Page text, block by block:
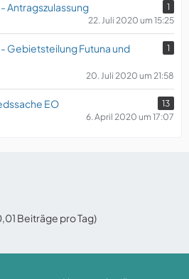
Antragszulassung
1
22. Juli 2020 um 15:25
Gebietsteilung Futuna und
1
20. Juli 2020 um 21:58
EO
13
6. April 2020 um 17:07
Beiträge pro Tag)